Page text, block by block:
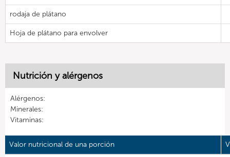
rodaja de plátano
Hoja de plátano para envolver
Nutrición y alérgenos
Alérgenos:
Minerales:
Vitaminas:
Valor nutricional de una porción